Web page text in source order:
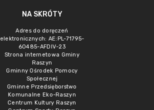
NA SKRÓTY
Adres do doręczeń
elektronicznych: AE:PL-71795-
60485-AFDIV-23
Strona internetowa Gminy
Raszyn
Gminny Ośrodek Pomocy
Społecznej
Gminne Przedsięborstwo
Komunalne Eko-Raszyn
Centrum Kultury Raszyn